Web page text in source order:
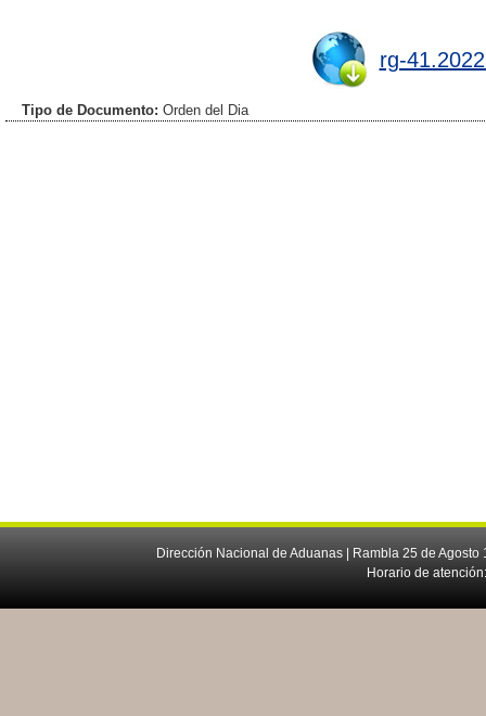
rg-
Tipo de Documento: Orden del Dia
Dirección Nacional de Aduanas | Rambla 25 de
Horario de